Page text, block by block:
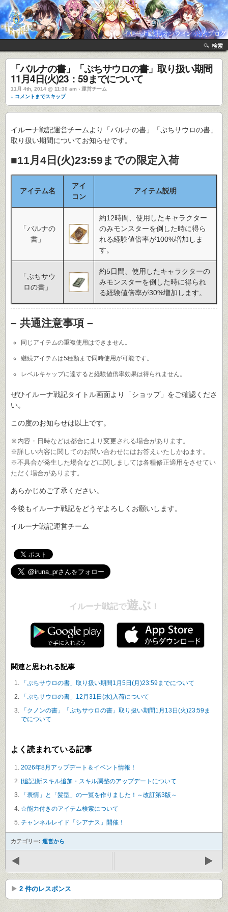
検索
「バルナの書」「ぷちサウロの書」取り扱い期間
11月4日(火)23：59までについて
11月 4th, 2014 @ 11:30 am › 運営チーム
↓ コメントまでスキップ
イルーナ戦記運営チームより「バルナの書」「ぷちサウロの書」
取り扱い期間についてお知らせです。
■11月4日(火)23:59までの限定入荷
アイテム名
アイ
コン
アイテム説明
「バルナの
書」
約12時間、使用したキャラクター
のみモンスターを倒した時に得ら
れる経験値倍率が100%増加しま
す。
「ぷちサウ
ロの書」
約5日間、使用したキャラクターの
みモンスターを倒した時に得られ
る経験値倍率が30%増加します。
– 共通注意事項 –
同じアイテムの重複使用はできません。
継続アイテムは5種類まで同時使用が可能です。
レベルキャップに達すると経験値倍率効果は得られません。
ぜひイルーナ戦記タイトル画面より「ショップ」をご確認くださ
い。
この度のお知らせは以上です。
※内容・日時などは都合により変更される場合があります。
※詳しい内容に関してのお問い合わせにはお答えいたしかねます。
※不具合が発生した場合などに関しましては各種修正適用をさせてい
ただく場合があります。
あらかじめご了承ください。
今後もイルーナ戦記をどうぞよろしくお願いします。
イルーナ戦記運営チーム
イルーナ戦記で遊ぶ ！
関連と思われる記事
「ぷちサウロの書」取り扱い期間1月5日(月)23:59までについて
「ぷちサウロの書」12月31日(水)入荷について
「クノンの書」「ぷちサウロの書」取り扱い期間1月13日(火)23:59ま
でについて
よく読まれている記事
2026年8月アップデート＆イベント情報！
[追記]新スキル追加・スキル調整のアップデートについて
「表情」と「髪型」の一覧を作りました！～改訂第3版～
☆能力付きのアイテム検索について
チャンネルレイド「シアナス」開催！
カテゴリー: 運営から
2 件のレスポンス